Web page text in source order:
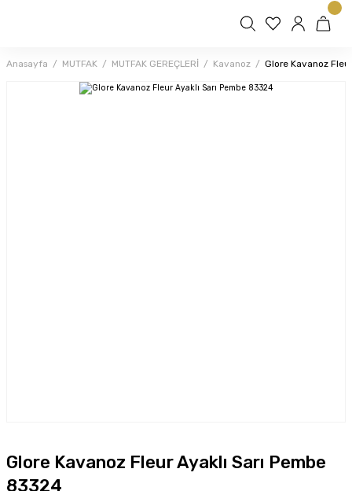
Anasayfa MUTFAK MUTFAK GEREÇLERİ Kavanoz Glore Kavanoz
Glore Kavanoz Fleur Ayaklı Sarı Pembe
83324